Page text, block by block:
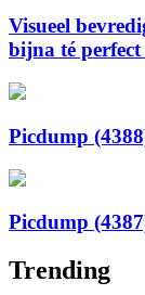
Visueel
bijna té
Picdump
Picdump
Trending